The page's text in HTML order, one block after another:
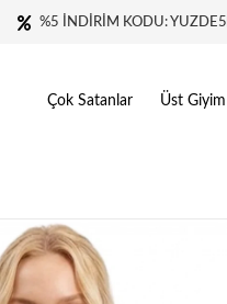
%5 İNDİRİM KODU: YUZDE5
Çok Satanlar Üst Giyim